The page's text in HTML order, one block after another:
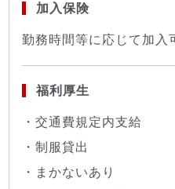
加入保険
勤務時間等に応じて加入
福利厚生
・交通費規定内支給
・制服貸出
・まかないあり